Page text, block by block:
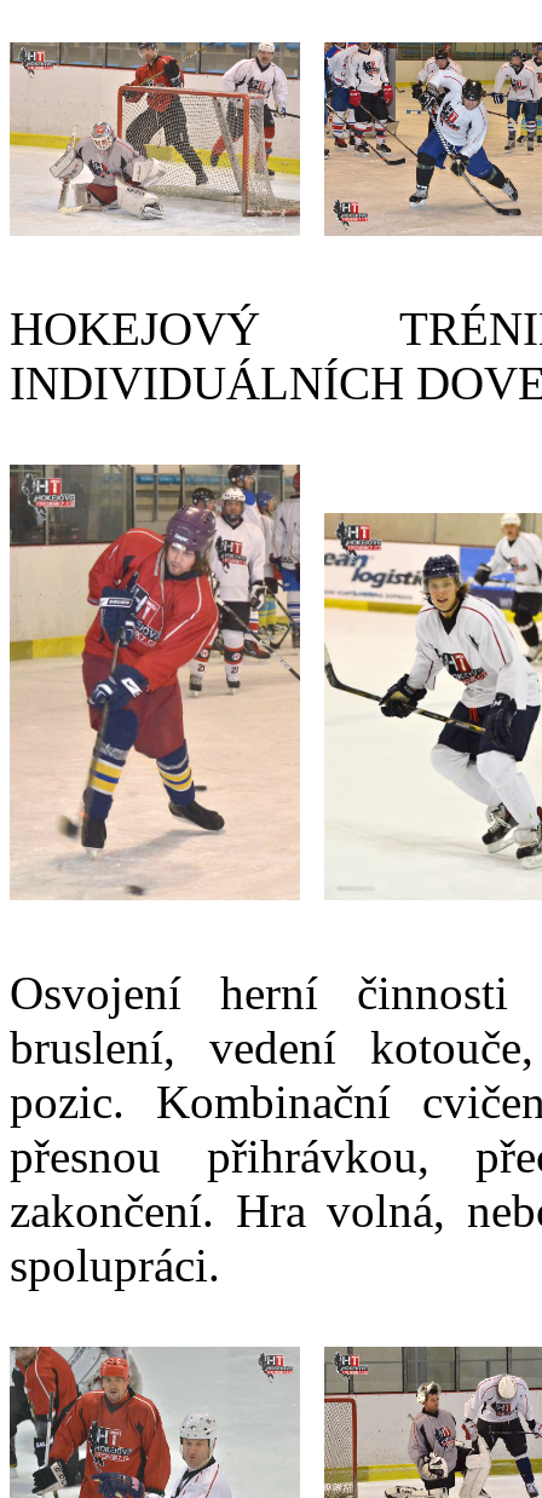
HOKEJOVÝ
INDIVIDUÁLNÍCH
Osvojení herní činnosti
bruslení, vedení
pozic. Kombinační
přesnou přihrávkou,
zakončení. Hra volná,
spolupráci.